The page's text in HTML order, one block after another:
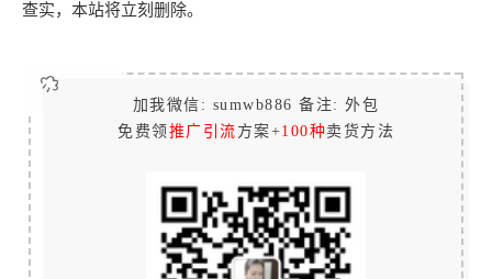
查实，本站将立刻删除。
加我微信: sumwb886 备注: 外包
免费领 推广引流 方案+100种卖货方法